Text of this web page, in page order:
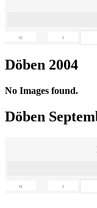
« ‹
Döben 2004
No Images found.
Döben
« ‹